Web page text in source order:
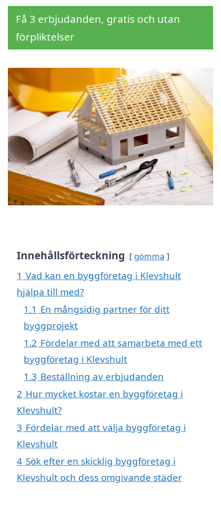
Få 3 erbjudanden, gratis och utan
förpliktelser
Innehållsförteckning gömma
1 Vad kan en byggföretag i Klevshult
hjälpa till med?
1.1 En mångsidig partner för ditt
byggprojekt
1.2 Fördelar med att samarbeta med ett
byggföretag i Klevshult
1.3 Beställning av erbjudanden
2 Hur mycket kostar en byggföretag i
Klevshult?
3 Fördelar med att välja byggföretag i
Klevshult
4 Sök efter en skicklig byggföretag i
Klevshult och dess omgivande städer